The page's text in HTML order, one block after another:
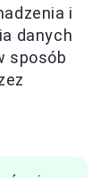
i
danych
sposób